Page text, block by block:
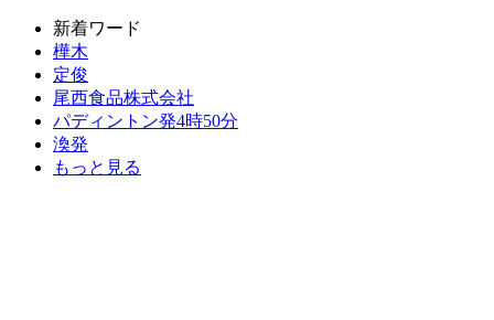
新着ワード
樺木
定俊
尾西食品株式会社
パディントン発4時50分
渙発
もっと見る